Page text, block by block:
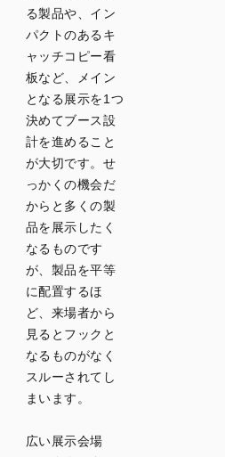
る製品や、イン
パクトのあるキ
ャッチコピー看
板など、メイン
となる展示を1つ
決めてブース設
計を進めること
が大切です。せ
っかくの機会だ
からと多くの製
品を展示したく
なるものです
が、製品を平等
に配置するほ
ど、来場者から
見るとフックと
なるものがなく
スルーされてし
まいます。
広い展示会場